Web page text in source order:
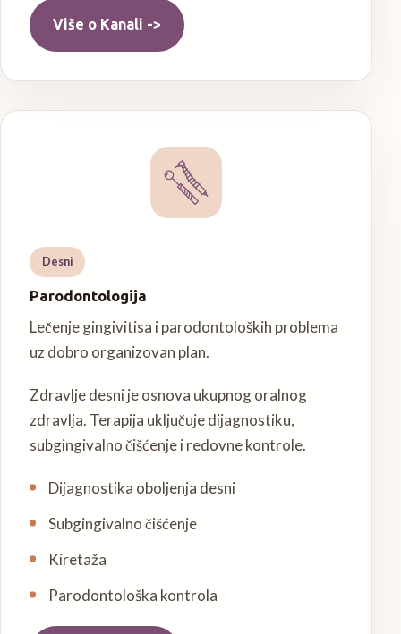
Više o Kanali ->
Desni
Parodontologija
Lečenje gingivitisa i parodontoloških problema
uz dobro organizovan plan.
Zdravlje desni je osnova ukupnog oralnog
zdravlja. Terapija uključuje dijagnostiku,
subgingivalno čišćenje i redovne kontrole.
Dijagnostika oboljenja desni
Subgingivalno čišćenje
Kiretaža
Parodontološka kontrola